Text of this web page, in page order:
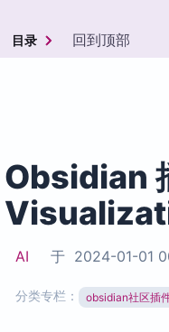
目录 回到顶部
Obsidian
AI 于 2024-01-01
分类专栏： obsidian社区插